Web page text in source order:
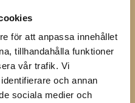
för att anpassa innehållet
tillhandahålla funktioner
vår trafik. Vi
och annan
sociala medier och
av benvidd.
på de undre
eller beige/brunt läder.